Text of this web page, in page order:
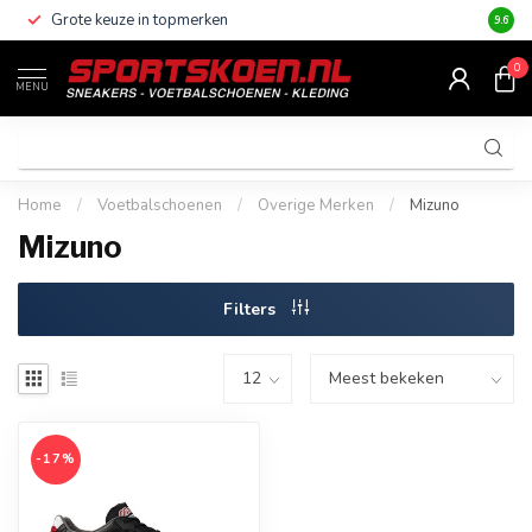
Grote keuze in topmerken Altijd
9.6
MENU
0
Home / Voetbalschoenen / Overige Merken / Mizuno
Mizuno
Filters
-17%